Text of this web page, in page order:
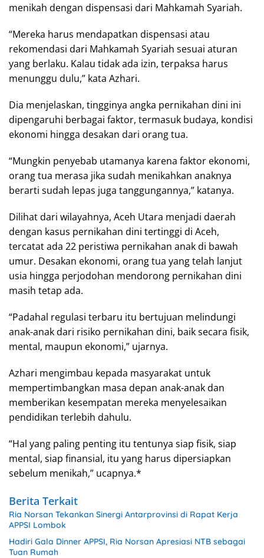
menikah dengan dispensasi dari Mahkamah Syariah.
“Mereka harus mendapatkan dispensasi atau
rekomendasi dari Mahkamah Syariah sesuai aturan
yang berlaku. Kalau tidak ada izin, terpaksa harus
menunggu dulu,” kata Azhari.
Dia menjelaskan, tingginya angka pernikahan dini ini
dipengaruhi berbagai faktor, termasuk budaya, kondisi
ekonomi hingga desakan dari orang tua.
“Mungkin penyebab utamanya karena faktor ekonomi,
orang tua merasa jika sudah menikahkan anaknya
berarti sudah lepas juga tanggungannya,” katanya.
Dilihat dari wilayahnya, Aceh Utara menjadi daerah
dengan kasus pernikahan dini tertinggi di Aceh,
tercatat ada 22 peristiwa pernikahan anak di bawah
umur. Desakan ekonomi, orang tua yang telah lanjut
usia hingga perjodohan mendorong pernikahan dini
masih tetap ada.
“Padahal regulasi terbaru itu bertujuan melindungi
anak-anak dari risiko pernikahan dini, baik secara fisik,
mental, maupun ekonomi,” ujarnya.
Azhari mengimbau kepada masyarakat untuk
mempertimbangkan masa depan anak-anak dan
memberikan kesempatan mereka menyelesaikan
pendidikan terlebih dahulu.
“Hal yang paling penting itu tentunya siap fisik, siap
mental, siap finansial, itu yang harus dipersiapkan
sebelum menikah,” ucapnya.*
Berita Terkait
Ria Norsan Tekankan Sinergi Antarprovinsi di Rapat Kerja
APPSI Lombok
Hadiri Gala Dinner APPSI, Ria Norsan Apresiasi NTB sebagai
Tuan Rumah